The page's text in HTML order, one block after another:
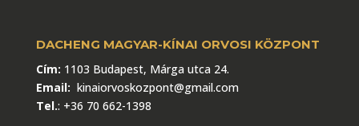
DACHENG MAGYAR-KÍNAI ORVOSI KÖZPONT
Cím: 1103 Budapest, Márga utca 24.
Email: kinaiorvoskozpont@gmail.com
Tel.: +36 70 662-1398